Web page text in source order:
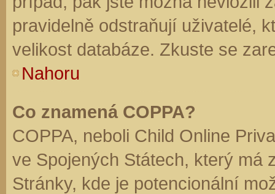
pravidelně odstraňují uživatelé,
velikost databáze. Zkuste se
Nahoru
Co znamená COPPA?
COPPA, neboli Child Online
ve Spojených Státech, který má
Stránky, kde je potencionální